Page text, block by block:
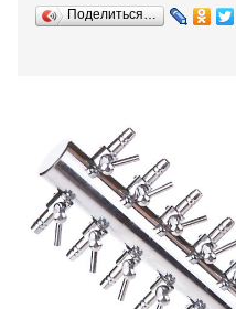
Поделиться…